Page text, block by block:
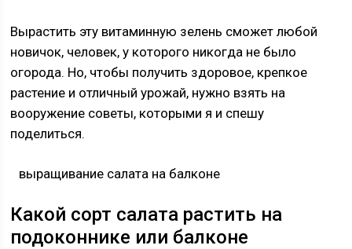
Вырастить эту витаминную зелень сможет любой
новичок, человек, у которого никогда не было
огорода. Но, чтобы получить здоровое, крепкое
растение и отличный урожай, нужно взять на
вооружение советы, которыми я и спешу
поделиться.
выращивание салата на балконе
Какой сорт салата растить на
подоконнике или балконе